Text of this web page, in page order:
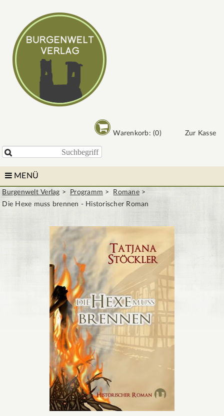
Warenkorb: (0) Zur Kasse

MENÜ
Burgenwelt Verlag Programm
Romane
Die Hexe muss brennen - Historischer Roman